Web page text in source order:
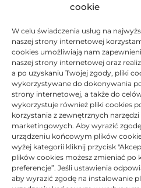
cookie
W celu świadczenia usług na
naszej strony internetowej
cookies umożliwiają nam
naszej strony internetowej oraz
a po uzyskaniu Twojej zgody, pliki
wykorzystywane do dokonywania
strony internetowej, a także do
wykorzystuje również pliki cookies
korzystania z zewnętrznych
marketingowych. Aby wyrazić
urządzeniu końcowym plików
wyżej kategorii kliknij przycisk
plików cookies możesz zmieniać po
preferencje”. Jeśli ustawienia
aby wyrazić zgodę na instalowanie
Sport & Turystyka
Uroda & Zdrowie
Lifestyle
Polityka plików cookies (EU)
Polityka prywatności
Copyright © 2026Grupa A. All
prywatności |Catch Store by